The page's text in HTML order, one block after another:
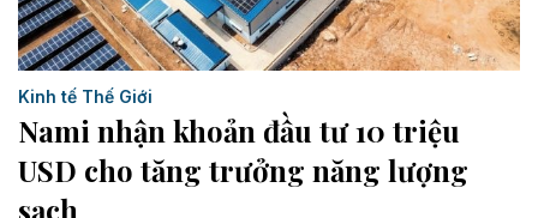
Kinh tế Thế Giới
Nami nhận khoản đầu tư 10 triệu
USD cho tăng trưởng năng lượng
sạch